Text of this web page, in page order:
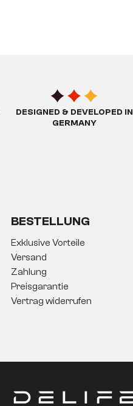
DESIGNED & DEVELOPED IN
GERMANY
BESTELLUNG
Exklusive Vorteile
Versand
Zahlung
Preisgarantie
Vertrag widerrufen